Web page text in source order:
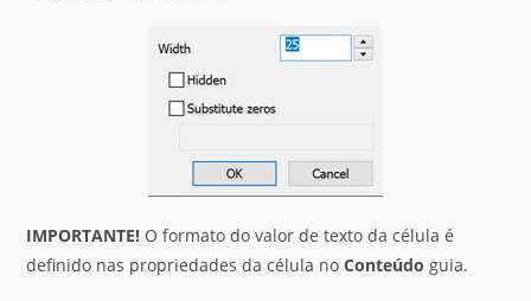
IMPORTANTE! O formato do valor de texto da célula é
definido nas propriedades da célula noConteúdo guia.